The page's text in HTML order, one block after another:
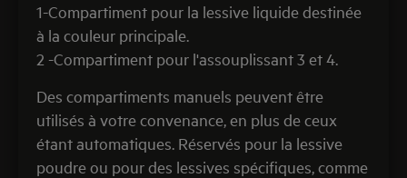
1-Compartiment pour la lessive liquide destinée
à la couleur principale.
2 -Compartiment pour l'assouplissant 3 et 4.
Des compartiments manuels peuvent être
utilisés à votre convenance, en plus de ceux
étant automatiques. Réservés pour la lessive
poudre ou pour des lessives spécifiques, comme